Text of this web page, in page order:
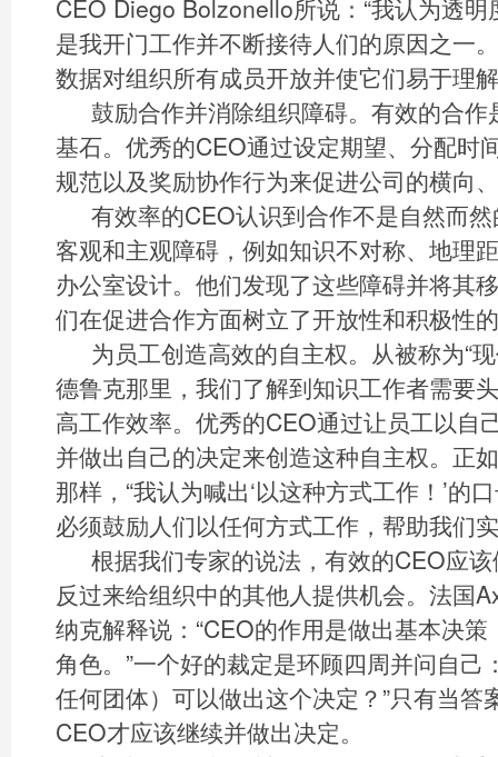
CEO Diego Bolzonello所说：“我认为透
是我开门工作并不断接待人们的原因之一
数据对组织所有成员开放并使它们易于理
鼓励合作并消除组织障碍。有效的合
基石。优秀的CEO通过设定期望、分配时
规范以及奖励协作行为来促进公司的横向
有效率的CEO认识到合作不是自然而
客观和主观障碍，例如知识不对称、地理
办公室设计。他们发现了这些障碍并将其
们在促进合作方面树立了开放性和积极性
为员工创造高效的自主权。从被称为“
德鲁克那里，我们了解到知识工作者需要
高工作效率。优秀的CEO通过让员工以自
并做出自己的决定来创造这种自主权。正
那样，“我认为喊出‘以这种方式工作！’的
必须鼓励人们以任何方式工作，帮助我们
根据我们专家的说法，有效的CEO应
反过来给组织中的其他人提供机会。法国
纳克解释说：“CEO的作用是做出基本决
角色。”一个好的裁定是环顾四周并问自己
任何团体）可以做出这个决定？”只有当答
CEO才应该继续并做出决定。